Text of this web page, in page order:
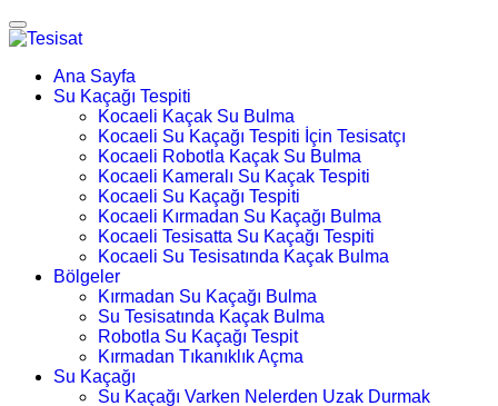
Ana Sayfa
Su Kaçağı Tespiti
Kocaeli Kaçak Su Bulma
Kocaeli Su Kaçağı Tespiti İçin Tesisatçı
Kocaeli Robotla Kaçak Su Bulma
Kocaeli Kameralı Su Kaçak Tespiti
Kocaeli Su Kaçağı Tespiti
Kocaeli Kırmadan Su Kaçağı Bulma
Kocaeli Tesisatta Su Kaçağı Tespiti
Kocaeli Su Tesisatında Kaçak Bulma
Bölgeler
Kırmadan Su Kaçağı Bulma
Su Tesisatında Kaçak Bulma
Robotla Su Kaçağı Tespit
Kırmadan Tıkanıklık Açma
Su Kaçağı
Su Kaçağı Varken Nelerden Uzak Durmak